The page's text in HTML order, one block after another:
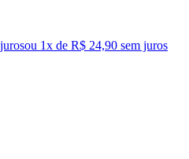
ou 1x de R$ 24,90 sem juros